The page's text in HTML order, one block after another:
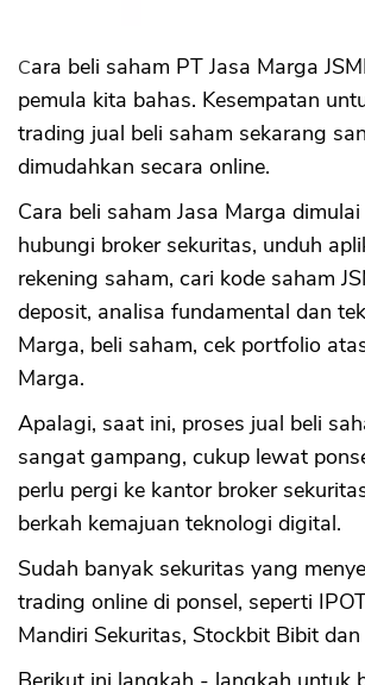
Cara beli saham PT Jasa Marga JSMR penting untuk
pemula kita bahas. Kesempatan
trading jual beli saham sekarang
dimudahkan secara online.
Cara beli saham Jasa Marga
hubungi broker sekuritas, unduh
rekening saham, cari kode saham
deposit, analisa fundamental dan
Marga, beli saham, cek portfolio
Marga.
Apalagi, saat ini, proses jual beli
sangat gampang, cukup lewat
perlu pergi ke kantor broker
berkah kemajuan teknologi digital.
Sudah banyak sekuritas yang
trading online di ponsel, seperti
Mandiri Sekuritas, Stockbit Bibit